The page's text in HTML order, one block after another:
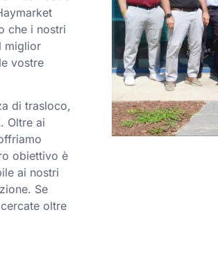
che i nostri
miglior
vostre
di trasloco,
Oltre ai
obiettivo è
ai nostri
Se
oltre